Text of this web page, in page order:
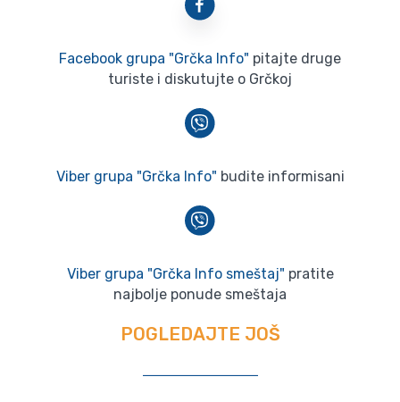
Facebook grupa "Grčka Info" pitajte druge
turiste i diskutujte o Grčkoj
Viber grupa "Grčka Info" budite informisani
Viber grupa "Grčka Info smeštaj" pratite
najbolje ponude smeštaja
POGLEDAJTE JOŠ